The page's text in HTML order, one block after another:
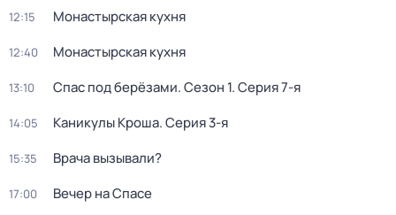
12:15 Монастырская кухня
12:40 Монастырская кухня
13:10 Спас под берёзами. Сезон 1. Серия 7-я
14:05 Каникулы Кроша. Серия 3-я
15:35 Врача вызывали?
17:00 Вечер на Спасе